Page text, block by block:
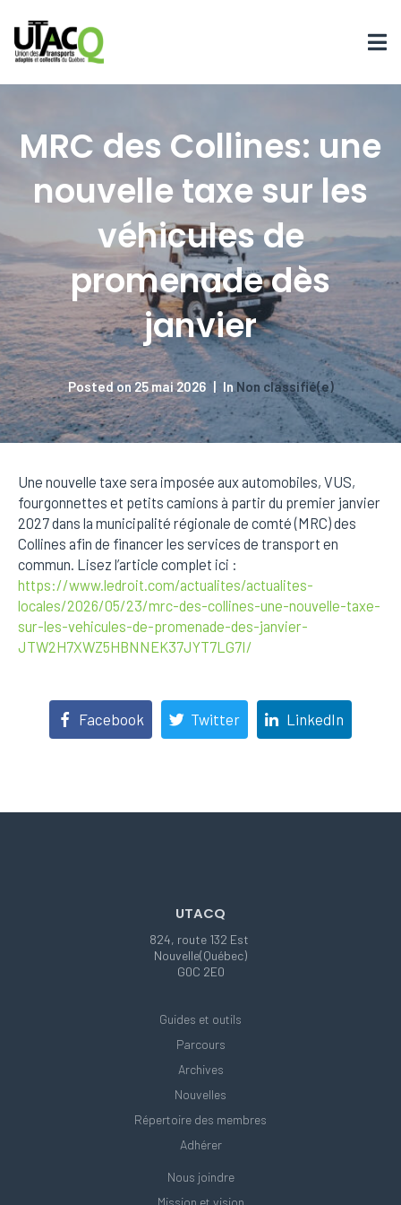
MRC des Collines: une
nouvelle taxe sur les
véhicules de
promenade dès
janvier
Posted on25 mai 2026 In Non classifié(e)
Une nouvelle taxe sera imposée aux automobiles, VUS,
fourgonnettes et petits camions à partir du premier janvier
2027 dans la municipalité régionale de comté (MRC) des
Collines afin de financer les services de transport en
commun. Lisez l’article complet ici :
https://www.ledroit.com/actualites/actualites-
locales/2026/05/23/mrc-des-collines-une-nouvelle-taxe-
sur-les-vehicules-de-promenade-des-janvier-
JTW2H7XWZ5HBNNEK37JYT7LG7I/
Facebook Twitter LinkedIn
UTACQ
824, route 132 Est
Nouvelle(Québec)
G0C 2E0
Guides et outils
Parcours
Archives
Nouvelles
Répertoire des membres
Adhérer
Nous joindre
Mission et vision